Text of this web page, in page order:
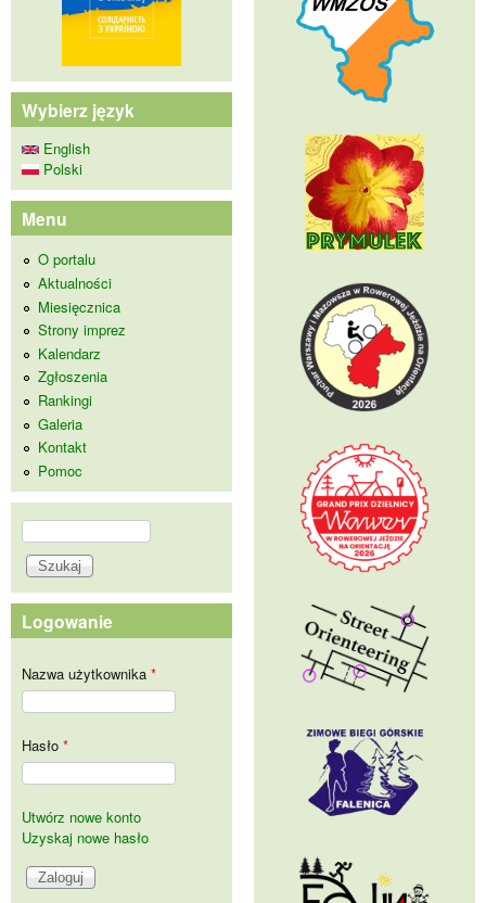
Wybierz język
English
Polski
Menu
O portalu
Aktualności
Miesięcznica
Strony imprez
Kalendarz
Zgłoszenia
Rankingi
Galeria
Kontakt
Pomoc
Formularz wyszukiwania
Szukaj
Logowanie
Nazwa użytkownika *
Hasło *
Utwórz nowe konto
Uzyskaj nowe hasło